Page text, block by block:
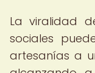
La viralidad
sociales
artesanías a